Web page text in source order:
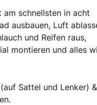
am schnellsten in acht
ausbauen, Luft
und Reifen raus,
montieren und alles
Sattel und Lenker)